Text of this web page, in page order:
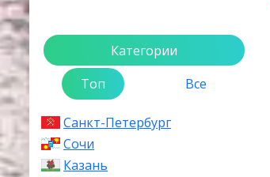
Категории
Топ
Все
Санкт-Петербург
Сочи
Казань